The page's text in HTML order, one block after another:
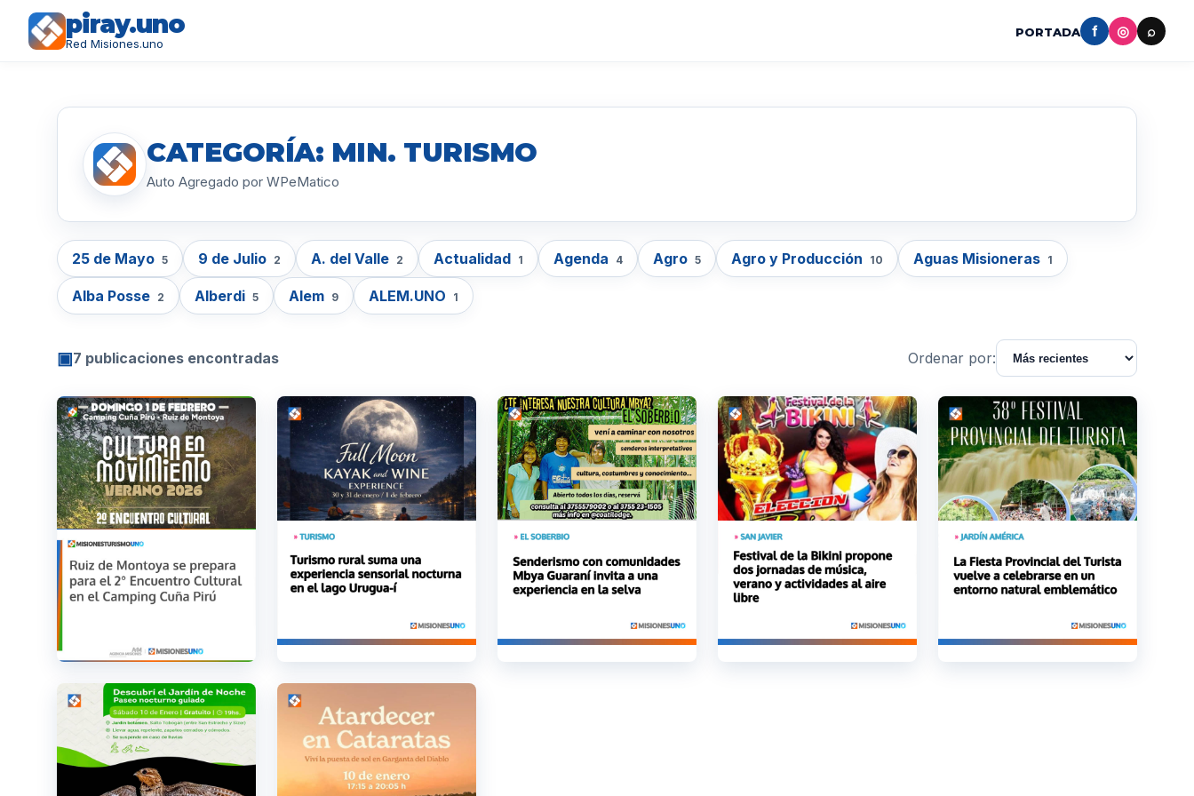
piray.uno
Red Misiones.uno
PORTADA f ◎ ⌕
CATEGORÍA: MIN. TURISMO
Auto Agregado por WPeMatico
25 de Mayo 5 9 de Julio 2 A. del Valle 2 Actualidad 1 Agenda 4 Agro 5 Agro y Producción 10 Aguas Misioneras 1
Alba Posse 2 Alberdi 5 Alem 9 ALEM.UNO 1
▣7 publicaciones encontradas Ordenar por: